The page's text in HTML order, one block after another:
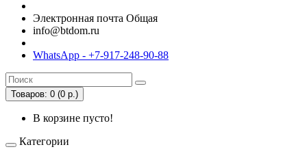
Электронная почта Общая
info@btdom.ru
WhatsApp - +7-917-248-90-88
Товаров: 0 (0 р.)
В корзине пусто!
Категории